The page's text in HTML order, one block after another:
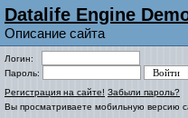
Datalife Engine
Описание сайта
Логин:
Пароль:
Регистрация на сайте! Забыли пароль?
Вы просматриваете мобильную версию